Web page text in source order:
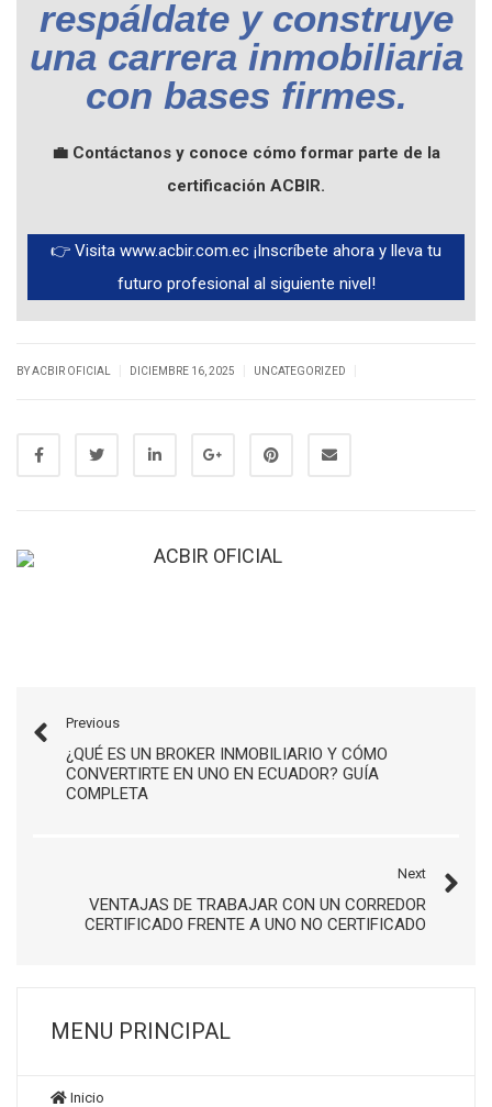
respáldate y construye
una carrera inmobiliaria
con bases firmes.
💼 Contáctanos y conoce cómo formar parte de la
certificación ACBIR.
👉 Visita www.acbir.com.ec ¡Inscríbete ahora y lleva tu
futuro profesional al siguiente nivel!
BY ACBIR OFICIAL DICIEMBRE 16, 2025 UNCATEGORIZED
ACBIR OFICIAL
Previous
¿QUÉ ES UN BROKER INMOBILIARIO Y CÓMO
CONVERTIRTE EN UNO EN ECUADOR? GUÍA
COMPLETA
Next
VENTAJAS DE TRABAJAR CON UN CORREDOR
CERTIFICADO FRENTE A UNO NO CERTIFICADO
MENU PRINCIPAL
Inicio